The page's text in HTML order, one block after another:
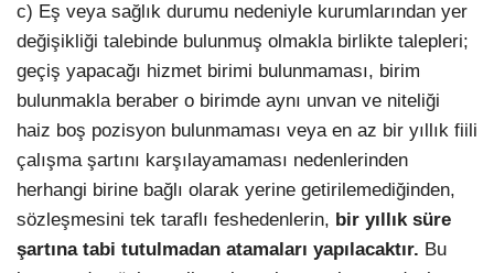
c) Eş veya sağlık durumu nedeniyle kurumlarından yer
değişikliği talebinde bulunmuş olmakla birlikte talepleri;
geçiş yapacağı hizmet birimi bulunmaması, birim
bulunmakla beraber o birimde aynı unvan ve niteliği
haiz boş pozisyon bulunmaması veya en az bir yıllık fiili
çalışma şartını karşılayamaması nedenlerinden
herhangi birine bağlı olarak yerine getirilemediğinden,
sözleşmesini tek taraflı feshedenlerin, bir yıllık süre
şartına tabi tutulmadan atamaları yapılacaktır. Bu